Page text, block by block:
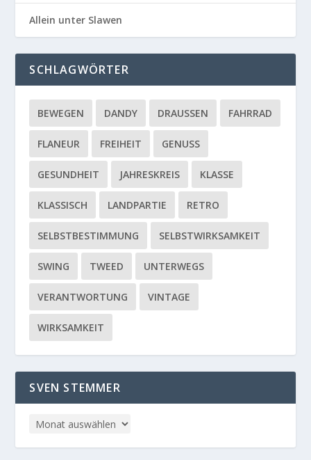
Allein unter Slawen
SCHLAGWÖRTER
BEWEGEN DANDY DRAUSSEN FAHRRAD
FLANEUR FREIHEIT GENUSS
GESUNDHEIT JAHRESKREIS KLASSE
KLASSISCH LANDPARTIE RETRO
SELBSTBESTIMMUNG SELBSTWIRKSAMKEIT
SWING TWEED UNTERWEGS
VERANTWORTUNG VINTAGE
WIRKSAMKEIT
SVEN STEMMER